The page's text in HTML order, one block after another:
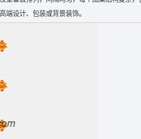
端设计、包装或背景装饰。